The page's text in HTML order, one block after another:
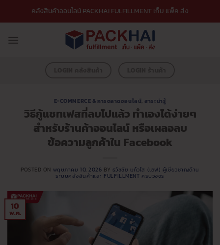
เนื้อหา
คลังสินค้าออนไลน์ PACKHAI FULFILLMENT เก็บ แพ็ค ส่ง
E-COMMERCE & การตลาดออนไลน์,สาระน่ารู้
วิธีกู้แชทเฟสที่ลบไปแล้ว ทำเองได้ง่ายๆ
สำหรับร้านค้าออนไลน์ หรือเผลอลบ
ข้อความลูกค้าใน Facebook
POSTED ON พฤษภาคม 10, 2026 BY ธวัชชัย แก้วใส (เอฟ) ผู้เชี่ยวชาญด้าน
ระบบคลังสินค้าและ FULFILLMENT ครบวงจร
10
พ.ค.